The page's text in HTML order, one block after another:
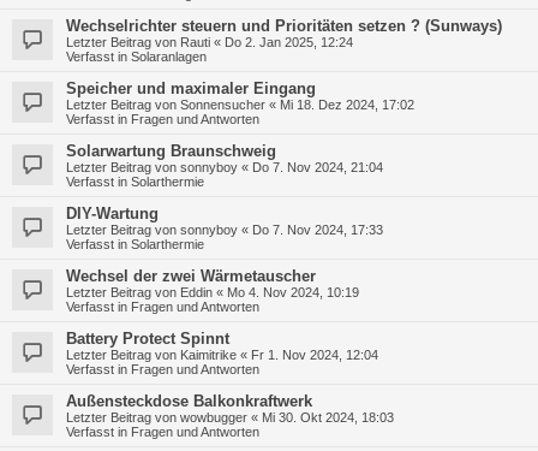
Wechselrichter steuern und Prioritäten setzen ? (Sunways)
Letzter Beitrag von Rauti « Do 2. Jan 2025, 12:24
Verfasst in Solaranlagen
Speicher und maximaler Eingang
Letzter Beitrag von Sonnensucher « Mi 18. Dez 2024, 17:02
Verfasst in Fragen und Antworten
Solarwartung Braunschweig
Letzter Beitrag von sonnyboy « Do 7. Nov 2024, 21:04
Verfasst in Solarthermie
DIY-Wartung
Letzter Beitrag von sonnyboy « Do 7. Nov 2024, 17:33
Verfasst in Solarthermie
Wechsel der zwei Wärmetauscher
Letzter Beitrag von Eddin « Mo 4. Nov 2024, 10:19
Verfasst in Fragen und Antworten
Battery Protect Spinnt
Letzter Beitrag von Kaimitrike « Fr 1. Nov 2024, 12:04
Verfasst in Fragen und Antworten
Außensteckdose Balkonkraftwerk
Letzter Beitrag von wowbugger « Mi 30. Okt 2024, 18:03
Verfasst in Fragen und Antworten